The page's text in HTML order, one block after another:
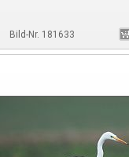
Bild-Nr. 181633